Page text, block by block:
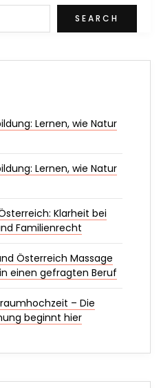
SEARCH
Lernen, wie Natur
Lernen, wie Natur
Klarheit bei
Familienrecht
Österreich Massage
einen gefragten Beruf
– Die
beginnt hier